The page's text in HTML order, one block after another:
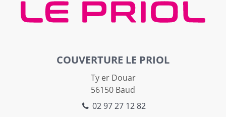
COUVERTURE LE PRIOL
Ty er Douar
56150 Baud
02 97 27 12 82